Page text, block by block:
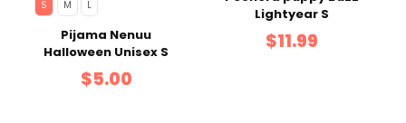
S M L
Pijama Nenuu
Halloween Unisex S
$5.00
Lightyear S
$11.99